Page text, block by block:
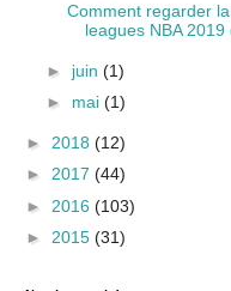
Comment regarder
leagues NBA 2019
► juin (1)
► mai (1)
► 2018 (12)
► 2017 (44)
► 2016 (103)
► 2015 (31)